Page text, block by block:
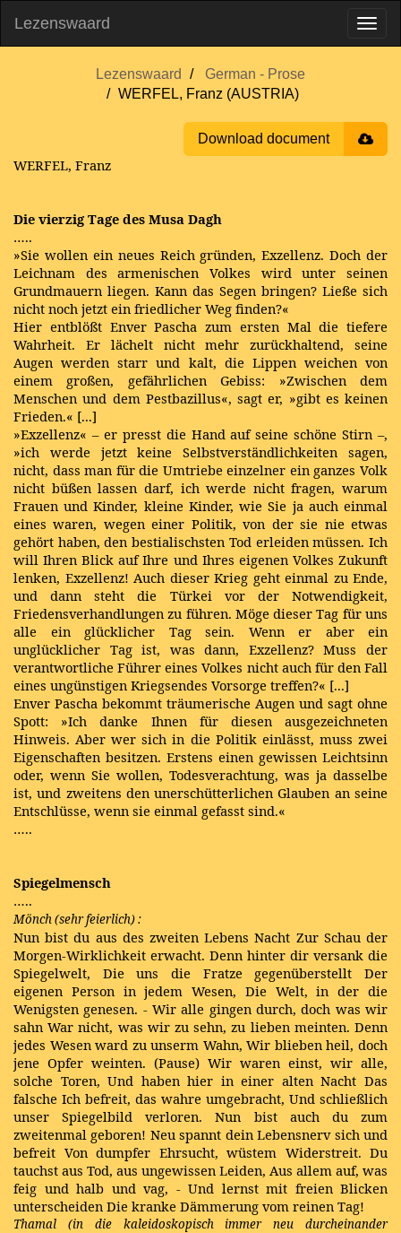
Lezenswaard
Lezenswaard
German - Prose
WERFEL, Franz (AUSTRIA)
Download document
WERFEL, Franz
Die vierzig Tage des Musa Dagh
…..
»Sie wollen ein neues Reich gründen, Exzellenz. Doch der
Leichnam des armenischen Volkes wird unter seinen
Grundmauern liegen. Kann das Segen bringen? Ließe sich
nicht noch jetzt ein friedlicher Weg finden?«
Hier entblößt Enver Pascha zum ersten Mal die tiefere
Wahrheit. Er lächelt nicht mehr zurückhaltend, seine
Augen werden starr und kalt, die Lippen weichen von
einem großen, gefährlichen Gebiss: »Zwischen dem
Menschen und dem Pestbazillus«, sagt er, »gibt es keinen
Frieden.« [...]
»Exzellenz« – er presst die Hand auf seine schöne Stirn –,
»ich werde jetzt keine Selbstverständlichkeiten sagen,
nicht, dass man für die Umtriebe einzelner ein ganzes Volk
nicht büßen lassen darf, ich werde nicht fragen, warum
Frauen und Kinder, kleine Kinder, wie Sie ja auch einmal
eines waren, wegen einer Politik, von der sie nie etwas
gehört haben, den bestialischsten Tod erleiden müssen. Ich
will Ihren Blick auf Ihre und Ihres eigenen Volkes Zukunft
lenken, Exzellenz! Auch dieser Krieg geht einmal zu Ende,
und dann steht die Türkei vor der Notwendigkeit,
Friedensverhandlungen zu führen. Möge dieser Tag für uns
alle ein glücklicher Tag sein. Wenn er aber ein
unglücklicher Tag ist, was dann, Exzellenz? Muss der
verantwortliche Führer eines Volkes nicht auch für den Fall
eines ungünstigen Kriegsendes Vorsorge treffen?« [...]
Enver Pascha bekommt träumerische Augen und sagt ohne
Spott: »Ich danke Ihnen für diesen ausgezeichneten
Hinweis. Aber wer sich in die Politik einlässt, muss zwei
Eigenschaften besitzen. Erstens einen gewissen Leichtsinn
oder, wenn Sie wollen, Todesverachtung, was ja dasselbe
ist, und zweitens den unerschütterlichen Glauben an seine
Entschlüsse, wenn sie einmal gefasst sind.«
…..
Spiegelmensch
…..
Mönch (sehr feierlich) :
Nun bist du aus des zweiten Lebens Nacht Zur Schau der
Morgen-Wirklichkeit erwacht. Denn hinter dir versank die
Spiegelwelt, Die uns die Fratze gegenüberstellt Der
eigenen Person in jedem Wesen, Die Welt, in der die
Wenigsten genesen. - Wir alle gingen durch, doch was wir
sahn War nicht, was wir zu sehn, zu lieben meinten. Denn
jedes Wesen ward zu unserm Wahn, Wir blieben heil, doch
jene Opfer weinten. (Pause) Wir waren einst, wir alle,
solche Toren, Und haben hier in einer alten Nacht Das
falsche Ich befreit, das wahre umgebracht, Und schließlich
unser Spiegelbild verloren. Nun bist auch du zum
zweitenmal geboren! Neu spannt dein Lebensnerv sich und
befreit Von dumpfer Ehrsucht, wüstem Widerstreit. Du
tauchst aus Tod, aus ungewissen Leiden, Aus allem auf, was
feig und halb und vag, - Und lernst mit freien Blicken
unterscheiden Die kranke Dämmerung vom reinen Tag!
Thamal (in die kaleidoskopisch immer neu durcheinander